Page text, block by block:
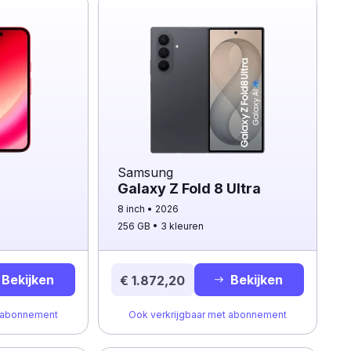
Bekijken
Samsung
Galaxy Z Fold 8 Ultra
8 inch
2026
256 GB
3 kleuren
€ 1.872,20 Bekijken
Ook verkrijgbaar met abonnement